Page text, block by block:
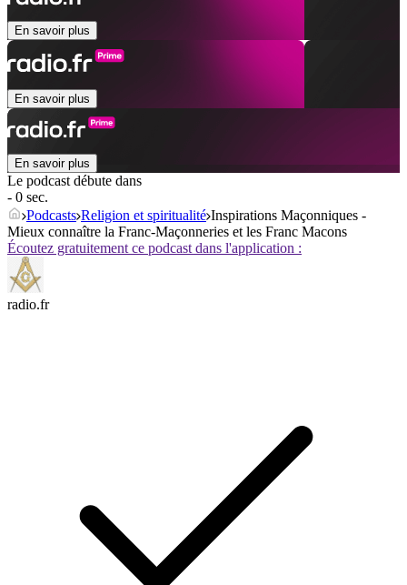
En savoir plus
En savoir plus
En savoir plus
Le podcast débute dans
- 0 sec.
Podcasts Religion et spiritualité Inspirations Maçonniques -
Mieux connaître la Franc-Maçonneries et les Franc Macons
Écoutez gratuitement ce podcast dans l'application :
radio.fr